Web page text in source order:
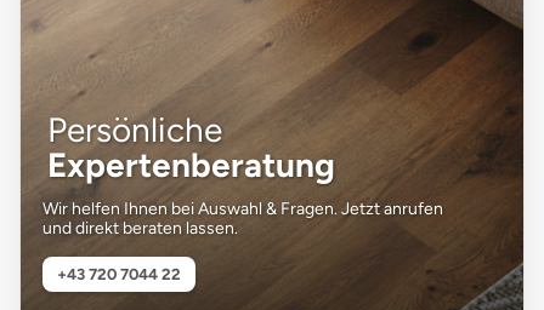
Persönliche
Expertenberatung
Wir helfen Ihnen bei Auswahl & Fragen. Jetzt anrufen
und direkt beraten lassen.
+43 720 7044 22